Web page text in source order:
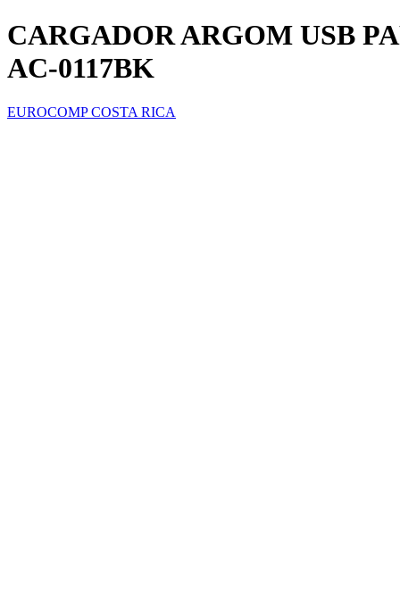
CARGADOR ARGOM USB
AC-0117BK
EUROCOMP COSTA RICA